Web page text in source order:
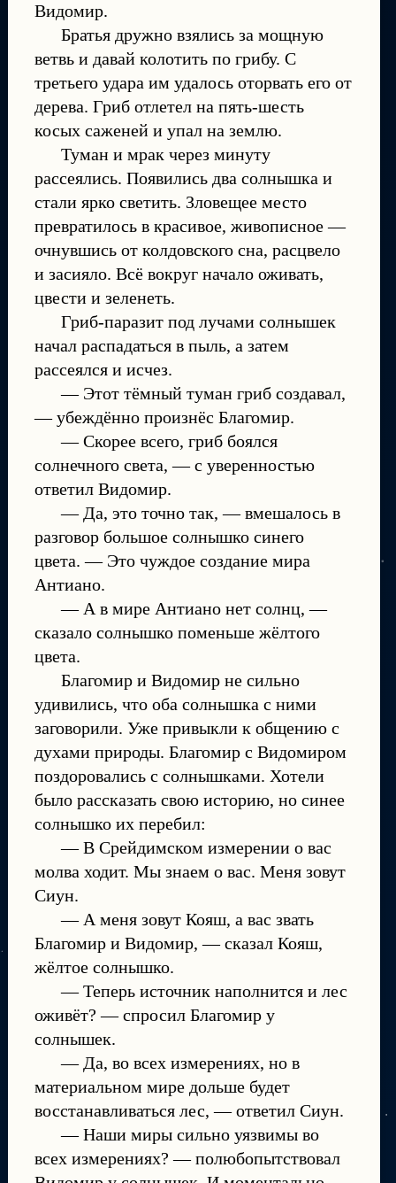
Видомир.
Братья дружно взялись за мощную
ветвь и давай колотить по грибу. С
третьего удара им удалось оторвать его от
дерева. Гриб отлетел на пять-шесть
косых саженей и упал на землю.
Туман и мрак через минуту
рассеялись. Появились два солнышка и
стали ярко светить. Зловещее место
превратилось в красивое, живописное —
очнувшись от колдовского сна, расцвело
и засияло. Всё вокруг начало оживать,
цвести и зеленеть.
Гриб-паразит под лучами солнышек
начал распадаться в пыль, а затем
рассеялся и исчез.
— Этот тёмный туман гриб создавал,
— убеждённо произнёс Благомир.
— Скорее всего, гриб боялся
солнечного света, — с уверенностью
ответил Видомир.
— Да, это точно так, — вмешалось в
разговор большое солнышко синего
цвета. — Это чуждое создание мира
Антиано.
— А в мире Антиано нет солнц, —
сказало солнышко поменьше жёлтого
цвета.
Благомир и Видомир не сильно
удивились, что оба солнышка с ними
заговорили. Уже привыкли к общению с
духами природы. Благомир с Видомиром
поздоровались с солнышками. Хотели
было рассказать свою историю, но синее
солнышко их перебил:
— В Срейдимском измерении о вас
молва ходит. Мы знаем о вас. Меня зовут
Сиун.
— А меня зовут Кояш, а вас звать
Благомир и Видомир, — сказал Кояш,
жёлтое солнышко.
— Теперь источник наполнится и лес
оживёт? — спросил Благомир у
солнышек.
— Да, во всех измерениях, но в
материальном мире дольше будет
восстанавливаться лес, — ответил Сиун.
— Наши миры сильно уязвимы во
всех измерениях? — полюбопытствовал